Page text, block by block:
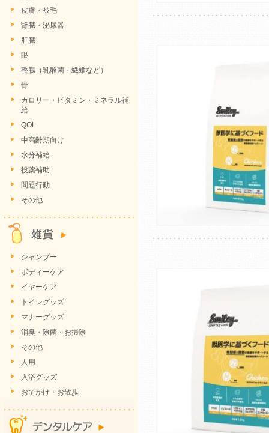
皮膚・被毛
腎臓・泌尿器
肝臓
眼
整腸（乳酸菌・繊維など）
骨
カロリー・ビタミン・ミネラル補
給
QOL
中高齢期向け
水分補給
投薬補助
問題行動
その他
シャンプー
ボディーケア
イヤーケア
トイレグッズ
マナーグッズ
消臭・除菌・お掃除
その他
人用
入浴グッズ
おでかけ・お散歩